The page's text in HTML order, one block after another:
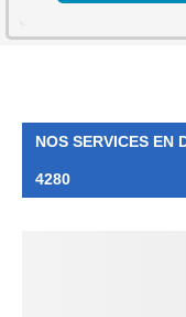
NOS SERVICES EN
4280